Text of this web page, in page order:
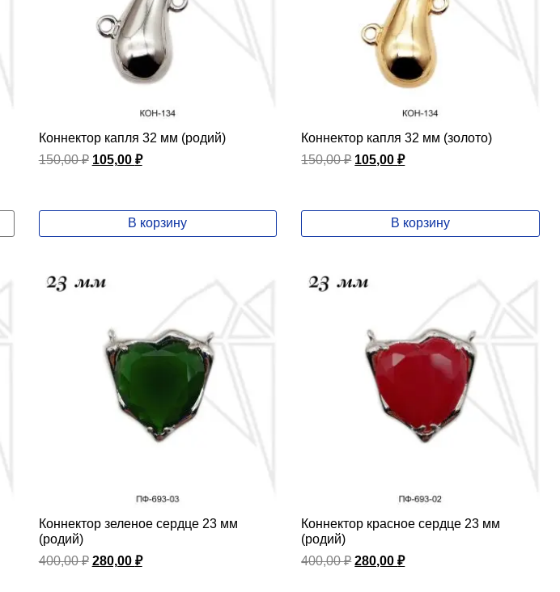
Коннектор капля 32 мм (родий)
150,00₽ Первоначальная
105,00 ₽Текущая
В корзину
Коннектор капля 32 мм (золото)
150,00₽ Первоначальная
105,00₽Текущая
В корзину
Коннектор зеленое сердце 23 мм
(родий)
400,00₽ Первоначальная
280,00 ₽Текущая
Коннектор красное сердце 23 мм
(родий)
400,00₽ Первоначальная
280,00₽Текущая